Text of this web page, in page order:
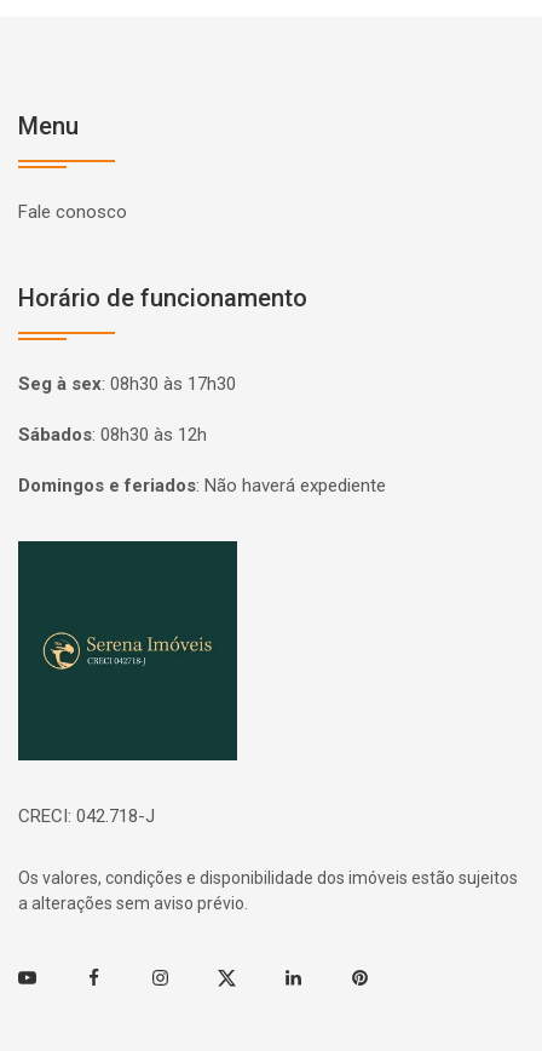
Menu
Fale conosco
Horário de funcionamento
Seg à sex: 08h30 às 17h30
Sábados: 08h30 às 12h
Domingos e feriados: Não haverá expediente
CRECI: 042.718-J
Os valores, condições e disponibilidade dos imóveis estão sujeitos
a alterações sem aviso prévio.
Youtube FacebookInstagramTwitter Linkedin Pinterest